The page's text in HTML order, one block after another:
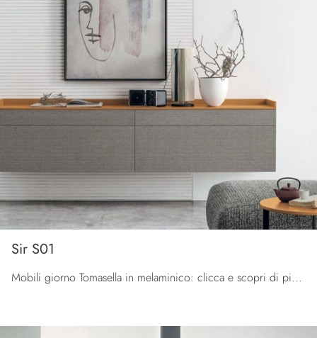
Sir S01
Mobili giorno Tomasella in melaminico: clicca e scopri di più sul modello Sir S01, ideale per ultimare spazi moderni.